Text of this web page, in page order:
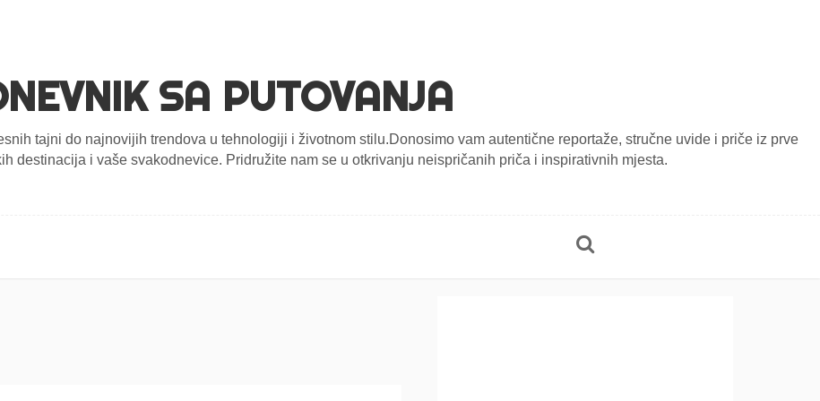
SA PUTOVANJA
tajni do najnovijih trendova u tehnologiji i životnom stilu.Donosimo vam autentične reportaže, stručne uvide i priče iz prve
destinacija i vaše svakodnevice. Pridružite nam se u otkrivanju neispričanih priča i inspirativnih mjesta.